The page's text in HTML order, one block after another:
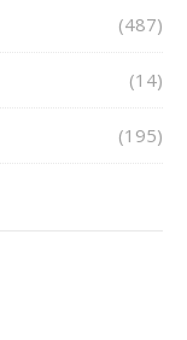
(487)
(14)
(195)